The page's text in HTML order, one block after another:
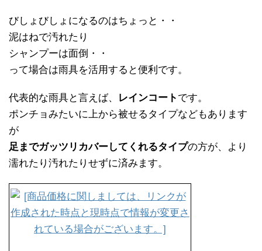
びしょびしょになるのはちょっと・・
泥はねで汚れたり
シャンプーは面倒・・
って場合は雨具を活用すると便利です。
代表的な雨具と言えば、 レインコート です。
ポンチョみたいに上から被せるタイプなどもあります
が
足までガッツリカバーしてくれるタイプの方が、より
濡れたり汚れたりせずに済みます。